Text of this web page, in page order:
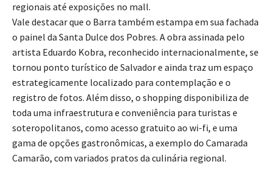
regionais até exposições no mall.
Vale destacar que o Barra também estampa em sua fachada
o painel da Santa Dulce dos Pobres. A obra assinada pelo
artista Eduardo Kobra, reconhecido internacionalmente, se
tornou ponto turístico de Salvador e ainda traz um espaço
estrategicamente localizado para contemplação e o
registro de fotos. Além disso, o shopping disponibiliza de
toda uma infraestrutura e conveniência para turistas e
soteropolitanos, como acesso gratuito ao wi-fi, e uma
gama de opções gastronômicas, a exemplo do Camarada
Camarão, com variados pratos da culinária regional.